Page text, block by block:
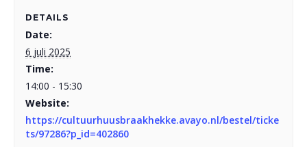
DETAILS
Date:
6 juli 2025
Time:
14:00 - 15:30
Website:
https://cultuurhuusbraakhekke.avayo.nl/bestel/ticke
ts/97286?p_id=402860